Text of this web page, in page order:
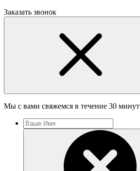
Заказать звонок
Мы с вами свяжемся в течение 30 минут